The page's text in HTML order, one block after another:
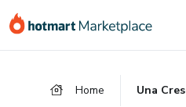
Go
Go
Go
Home